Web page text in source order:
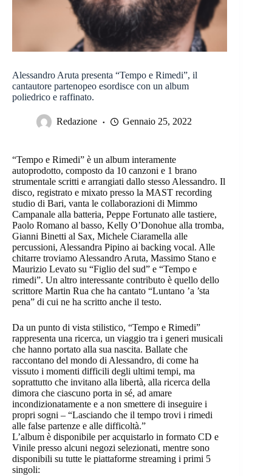
Alessandro Aruta presenta “Tempo e Rimedi”, il
cantautore partenopeo esordisce con un album
poliedrico e raffinato.
Redazione Gennaio 25, 2022
“Tempo e Rimedi” è un album interamente
autoprodotto, composto da 10 canzoni e 1 brano
strumentale scritti e arrangiati dallo stesso Alessandro. Il
disco, registrato e mixato presso la MAST recording
studio di Bari, vanta le collaborazioni di Mimmo
Campanale alla batteria, Peppe Fortunato alle tastiere,
Paolo Romano al basso, Kelly O’Donohue alla tromba,
Gianni Binetti al Sax, Michele Ciaramella alle
percussioni, Alessandra Pipino ai backing vocal. Alle
chitarre troviamo Alessandro Aruta, Massimo Stano e
Maurizio Levato su “Figlio del sud” e “Tempo e
rimedi”. Un altro interessante contributo è quello dello
scrittore Martin Rua che ha cantato “Luntano ’a ’sta
pena” di cui ne ha scritto anche il testo.
Da un punto di vista stilistico, “Tempo e Rimedi”
rappresenta una ricerca, un viaggio tra i generi musicali
che hanno portato alla sua nascita. Ballate che
raccontano del mondo di Alessandro, di come ha
vissuto i momenti difficili degli ultimi tempi, ma
soprattutto che invitano alla libertà, alla ricerca della
dimora che ciascuno porta in sé, ad amare
incondizionatamente e a non smettere di inseguire i
propri sogni – “Lasciando che il tempo trovi i rimedi
alle false partenze e alle difficoltà.”
L’album è disponibile per acquistarlo in formato CD e
Vinile presso alcuni negozi selezionati, mentre sono
disponibili su tutte le piattaforme streaming i primi 5
singoli: